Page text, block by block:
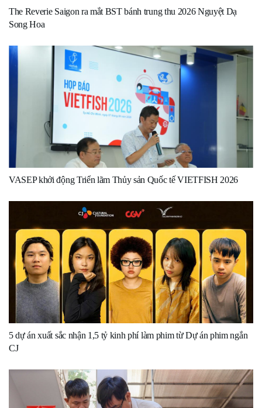
The Reverie Saigon ra mắt BST bánh trung thu 2026 Nguyệt Dạ
Song Hoa
VASEP khởi động Triển lãm Thủy sản Quốc tế VIETFISH 2026
5 dự án xuất sắc nhận 1,5 tỷ kinh phí làm phim từ Dự án phim ngắn
CJ